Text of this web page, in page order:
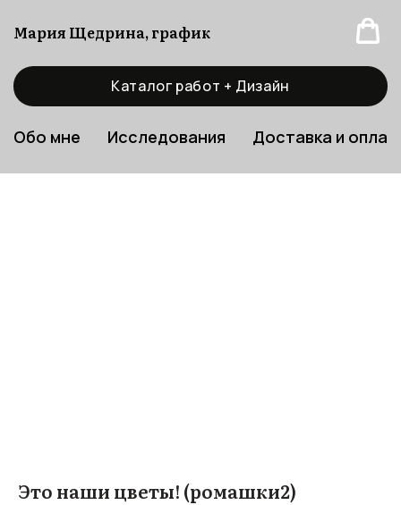
Мария Щедрина, график
Каталог работ + Дизайн
Обо мне Исследования Доставка и
Это наши цветы! (ромашки2)